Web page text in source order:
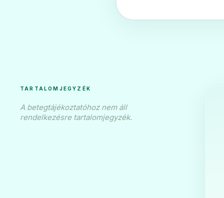
TARTALOMJEGYZÉK
A betegtájékoztatóhoz nem áll
rendelkezésre tartalomjegyzék.